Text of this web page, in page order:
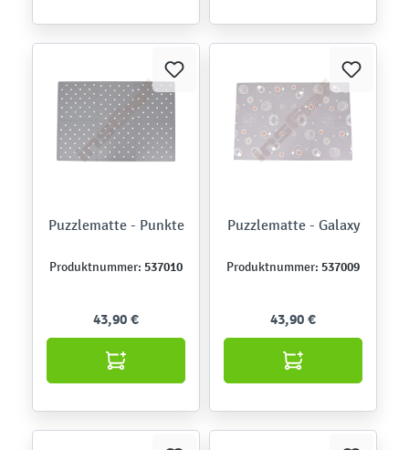
Puzzlematte - Punkte
Produktnummer: 537010
43,90 €
Puzzlematte - Galaxy
Produktnummer: 537009
43,90 €